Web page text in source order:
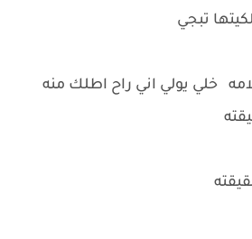
تبجي
خلي يولي اني راح اطلك منه